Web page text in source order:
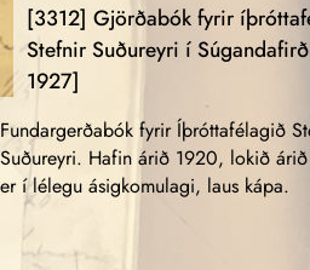
[3312] Gjörðabók fyrir
Stefnir Suðureyri í
1927]
Fundargerðabók fyrir Íþróttafélagið
Suðureyri. Hafin árið 1920, lokið
er í lélegu ásigkomulagi, laus kápa.